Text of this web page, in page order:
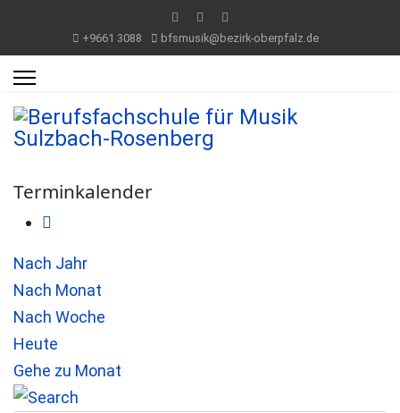
+9661 3088 bfsmusik@bezirk-oberpfalz.de
Terminkalender
Nach Jahr
Nach Monat
Nach Woche
Heute
Gehe zu Monat